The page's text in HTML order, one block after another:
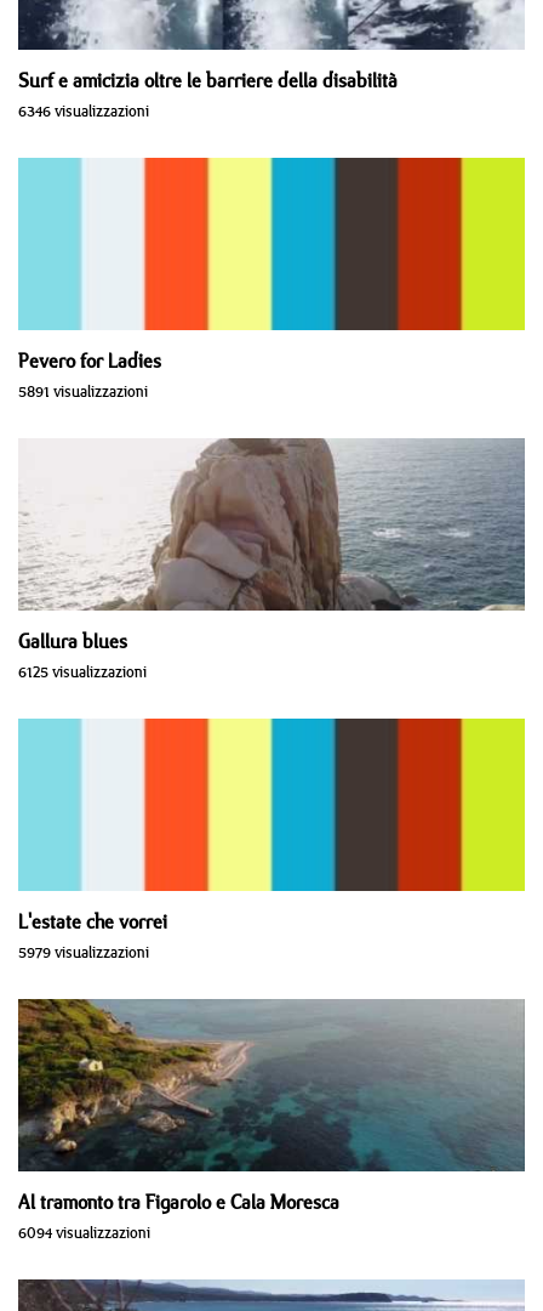
Surf e amicizia oltre le barriere della disabilità
6346 visualizzazioni
Pevero for Ladies
5891 visualizzazioni
Gallura blues
6125 visualizzazioni
L'estate che vorrei
5979 visualizzazioni
Al tramonto tra Figarolo e Cala Moresca
6094 visualizzazioni